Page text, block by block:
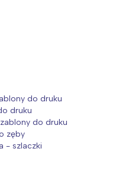
do druku
druku
do druku
zęby
- szlaczki